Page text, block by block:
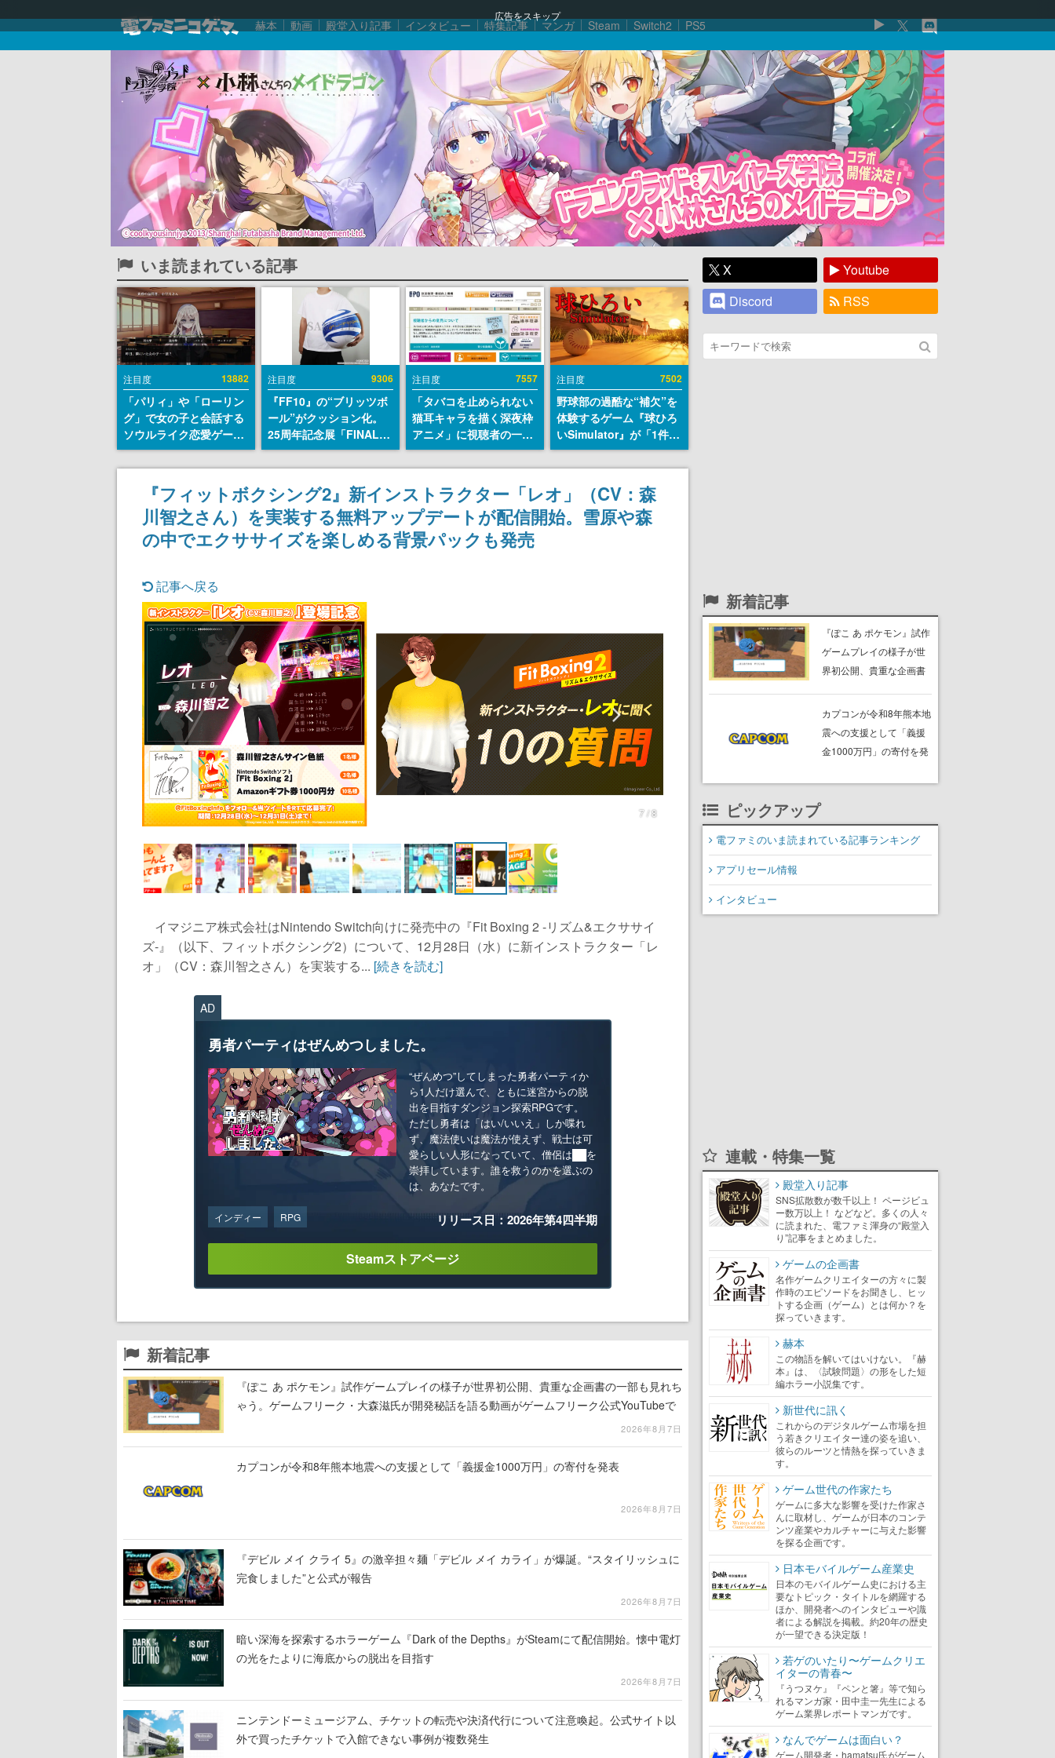
広告をスキップ
赫本 動画 殿堂入り記事 インタビュー 特集記事 マンガ Steam Switch2 PS5
いま読まれている記事
注目度 13882
「パリィ」や「ローリン
グ」で女の子と会話する
ソウルライク恋愛ゲーム
『小早川さんはソウルラ
イク』無料公開。返事に
失敗すると「YOU
DIED」
注目度 9306
『FF10』の“ブリッツボ
ール”がクッション化。
25周年記念展「FINAL
FANTASY X MUSEUM-
幻光の記憶-」のグッズ情
報が一部公開
注目度 7557
「タバコを止められない
猫耳キャラを描く深夜枠
アニメ」に視聴者の一部
から批判意見。違法薬物
の使用と思しき描写も含
めて、BPOが議論を交わ
す
注目度 7502
野球部の過酷な“補欠”を
体験するゲーム『球ひろ
いSimulator』が「1件」
のウィッシュリストをも
とにチェコ語に対応し
SNSで話題に。『キング
ダム・カム』開発元やチ
ェコのプロ野球選手から
『フィットボクシング2』新インストラクター「レオ」（CV：森
川智之さん）を実装する無料アップデートが配信開始。雪原や森
の中でエクササイズを楽しめる背景パックも発売
記事へ戻る
7 / 8
イマジニア株式会社はNintendo Switch向けに発売中の『Fit Boxing 2 -リズム&エクササイ
ズ-』（以下、フィットボクシング2）について、12月28日（水）に新インストラクター「レ
オ」（CV：森川智之さん）を実装する... [続きを読む]
AD
勇者パーティはぜんめつしました。
“ぜんめつ”してしまった勇者パーティか
ら1人だけ選んで、ともに迷宮からの脱
出を目指すダンジョン探索RPGです。
ただし勇者は「はい/いいえ」しか喋れ
ず、魔法使いは魔法が使えず、戦士は可
愛らしい人形になっていて、僧侶は██を
崇拝しています。誰を救うのかを選ぶの
は、あなたです。
インディー RPG リリース日：2026年第4四半期
Steamストアページ
新着記事
『ぽこ あ ポケモン』試作ゲームプレイの様子が世界初公開、貴重な企画書の一部も見れち
ゃう。ゲームフリーク・大森滋氏が開発秘話を語る動画がゲームフリーク公式YouTubeで
2026年8月7日
カプコンが令和8年熊本地震への支援として「義援金1000万円」の寄付を発表
2026年8月7日
『デビル メイ クライ 5』の激辛担々麺「デビル メイ カライ」が爆誕。“スタイリッシュに
完食しました”と公式が報告
2026年8月7日
暗い深海を探索するホラーゲーム『Dark of the Depths』がSteamにて配信開始。懐中電灯
の光をたよりに海底からの脱出を目指す
2026年8月7日
ニンテンドーミュージアム、チケットの転売や決済代行について注意喚起。公式サイト以
外で買ったチケットで入館できない事例が複数発生
X
Youtube
Discord
RSS
新着記事
『ぽこ あ ポケモン』試作
ゲームプレイの様子が世
界初公開、貴重な企画書
ームフリーク・大森滋氏
が開発秘話を語る動画が
ゲームフリーク公式
カプコンが令和8年熊本地
震への支援として「義援
金1000万円」の寄付を発
ピックアップ
電ファミのいま読まれている記事ランキング
アプリセール情報
インタビュー
連載・特集一覧
殿堂入り記事
SNS拡散数が数千以上！ ページビュ
ー数万以上！ などなど。多くの人々
に読まれた、電ファミ渾身の“殿堂入
り”記事をまとめました。
ゲームの企画書
名作ゲームクリエイターの方々に製
作時のエピソードをお聞きし、ヒッ
トする企画（ゲーム）とは何か？を
探っていきます。
赫本
この物語を解いてはいけない。『赫
本』は、〈試験問題〉の形をした短
編ホラー小説集です。
新世代に訊く
これからのデジタルゲーム市場を担
う若きクリエイター達の姿を追い、
彼らのルーツと情熱を探っていきま
す。
ゲーム世代の作家たち
ゲームに多大な影響を受けた作家さ
んに取材し、ゲームが日本のコンテ
ンツ産業やカルチャーに与えた影響
を探る企画です。
日本モバイルゲーム産業史
日本のモバイルゲーム史における主
要なトピック・タイトルを網羅する
ほか、開発者へのインタビューや識
者による解説を掲載。約20年の歴史
が一望できる決定版！
若ゲのいたり〜ゲームクリエ
イターの青春〜
『うつヌケ』『ペンと箸』等で知ら
れるマンガ家・田中圭一先生による
ゲーム業界レポートマンガです。
なんでゲームは面白い？
ゲーム開発者・hamatsu氏がゲーム